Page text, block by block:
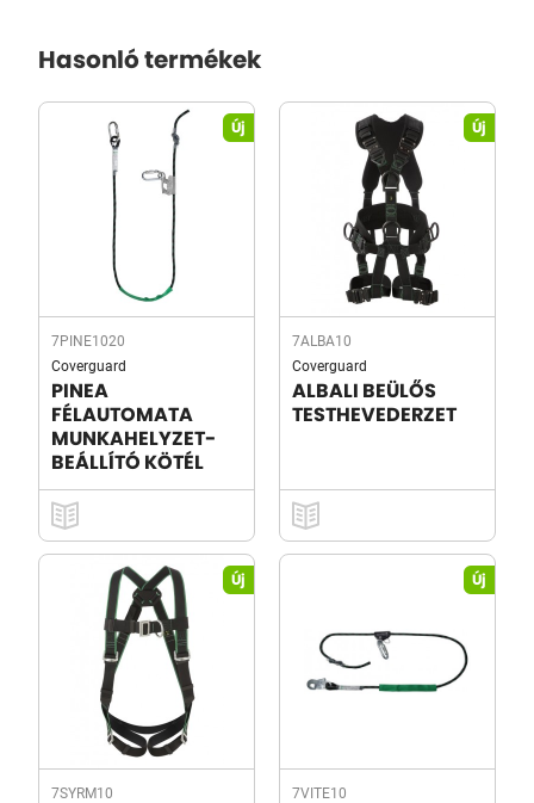
Hasonló termékek
Új
7PINE1020
Coverguard
PINEA
FÉLAUTOMATA
MUNKAHELYZET-
BEÁLLÍTÓ KÖTÉL
Új
7ALBA10
Coverguard
ALBALI BEÜLŐS
TESTHEVEDERZET
Új
7SYRM10
Új
7VITE10